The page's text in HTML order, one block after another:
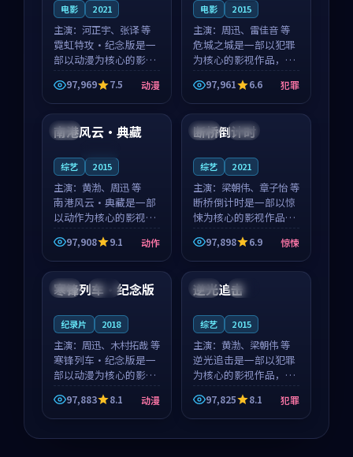
电影 2021
主演： 河正宇、张译 等
霓虹特攻·纪念版是一
部以动漫为核心的影视
作品，围绕危机、反转
与人物成长展开，整体
节奏紧凑，值得推荐观
看。
97,969 7.5 动漫
电影 2015
主演： 周迅、雷佳音 等
危城之城是一部以犯罪
为核心的影视作品，围
绕危机、反转与人物成
长展开，整体节奏紧
凑，值得推荐观看。
97,961 6.6 犯罪
中国
南港风云·典藏
综艺 2015
主演： 黄渤、周迅 等
南港风云·典藏是一部
以动作为核心的影视作
品，围绕危机、反转与
人物成长展开，整体节
奏紧凑，值得推荐观
看。
97,908 9.1 动作
英国 高分
断桥倒计时
综艺 2021
主演： 梁朝伟、章子怡 等
断桥倒计时是一部以惊
悚为核心的影视作品，
围绕危机、反转与人物
成长展开，整体节奏紧
凑，值得推荐观看。
97,898 6.9 惊悚
日本 高分
寒锋列车·纪念版
纪录片 2018
主演： 周迅、木村拓哉 等
寒锋列车·纪念版是一
部以动漫为核心的影视
作品，围绕危机、反转
与人物成长展开，整体
节奏紧凑，值得推荐观
97,883 8.1 动漫
英国 完结
逆光追击
综艺 2015
主演： 黄渤、梁朝伟 等
逆光追击是一部以犯罪
为核心的影视作品，围
绕危机、反转与人物成
长展开，整体节奏紧
凑，值得推荐观看。
97,825 8.1 犯罪